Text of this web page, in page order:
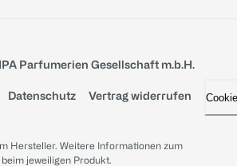
Parfumerien Gesellschaft m.b.H.
Datenschutz Vertrag widerrufen
Hersteller. Weitere Informationen zum
jeweiligen Produkt.